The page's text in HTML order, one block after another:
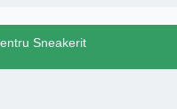
Sneakerit